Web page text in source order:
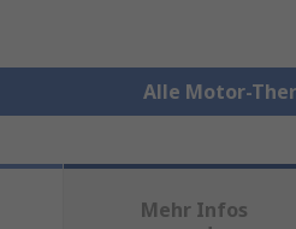
Alle Motor-
Mehr Infos